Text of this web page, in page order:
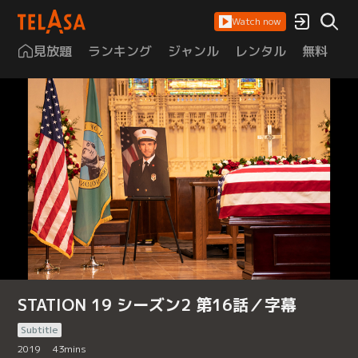
Watch now
見放題 ランキング ジャンル レンタル 無料
STATION 19 シーズン2 第16話／字幕
Subtitle
2019
43mins